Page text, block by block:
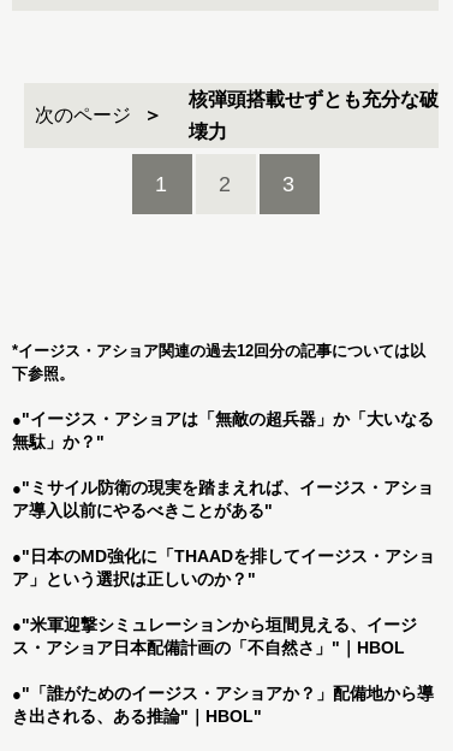
次のページ
核弾頭搭載せずとも充分な破
壊力
1 2 3
*イージス・アショア関連の過去12回分の記事については以
下参照。
●"イージス・アショアは「無敵の超兵器」か「大いなる
無駄」か？"
●"ミサイル防衛の現実を踏まえれば、イージス・アショ
ア導入以前にやるべきことがある"
●"日本のMD強化に「THAADを排してイージス・アショ
ア」という選択は正しいのか？"
●"米軍迎撃シミュレーションから垣間見える、イージ
ス・アショア日本配備計画の「不自然さ」"｜HBOL
●"「誰がためのイージス・アショアか？」配備地から導
き出される、ある推論"｜HBOL"